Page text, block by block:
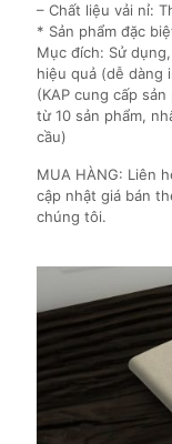
– Chất liệu vải nỉ:
* Sản phẩm đặc
Mục đích: Sử
hiệu quả (dễ dàng
(KAP cung cấp
từ 10 sản phẩm,
cầu)
MUA HÀNG: Liên
cập nhật giá bán
chúng tôi.